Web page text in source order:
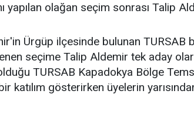
yapılan olağan seçim sonrası Talip
Ürgüp ilçesinde bulunan TURSAB
seçime Talip Aldemir tek aday
olduğu TURSAB Kapadokya Bölge
katılım gösterirken üyelerin